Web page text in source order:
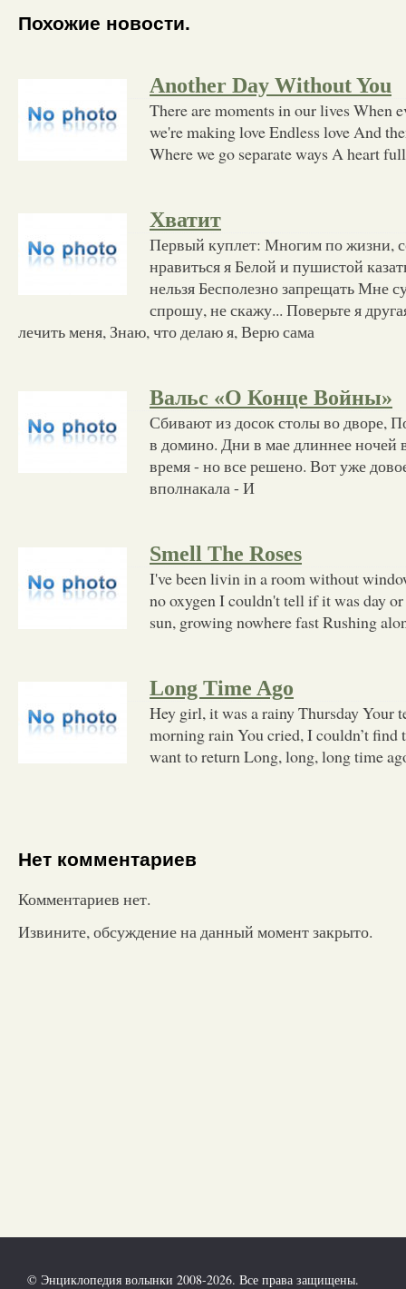
Похожие новости.
Another Day Without You
There are moments in our lives When
we're making love Endless love And
Where we go separate ways A heart
Хватит
Первый куплет: Многим по жизни,
нравиться я Белой и пушистой
нельзя Бесполезно запрещать Мне
спрошу, не скажу... Поверьте я
лечить меня, Знаю, что делаю я, Верю сама
Вальс «О Конце Войны»
Сбивают из досок столы во дворе,
в домино. Дни в мае длиннее ночей
время - но все решено. Вот уже
вполнакала - И
Smell The Roses
I've been livin in a room without
no oxygen I couldn't tell if it was day
sun, growing nowhere fast Rushing
Long Time Ago
Hey girl, it was a rainy Thursday Your
morning rain You cried, I couldn’t find
want to return Long, long, long time
Нет комментариев
Комментариев нет.
Извините, обсуждение на данный момент закрыто.
© Энциклопедия волынки 2008-2026. Все права защищены.